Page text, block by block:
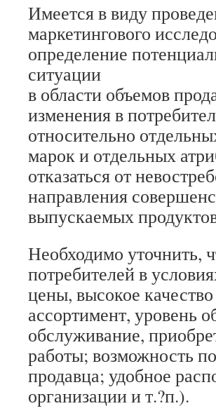
Имеется в виду
маркетингового
определение
ситуации
в области объемов
изменения в
относительно
марок и отдельных
отказаться от
направления
выпускаемых
Необходимо уточнить,
потребителей в
цены, высокое
ассортимент, уровень
обслуживание,
работы; возможность
продавца; удобное
организации и т.?п.).